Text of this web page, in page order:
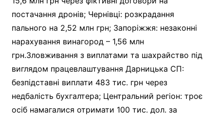
постачання дронів; Чернівці: розкрадання
пального на 2,52 млн грн; Запоріжжя: незаконні
нарахування винагород – 1,56 млн
грн.Зловживання з виплатами та шахрайство під
виглядом працевлаштування Дарницька СП:
безпідставні виплати 483 тис. грн через
недбалість бухгалтера; Центральний регіон: троє
осіб намагалися отримати 100 тис. дол. за